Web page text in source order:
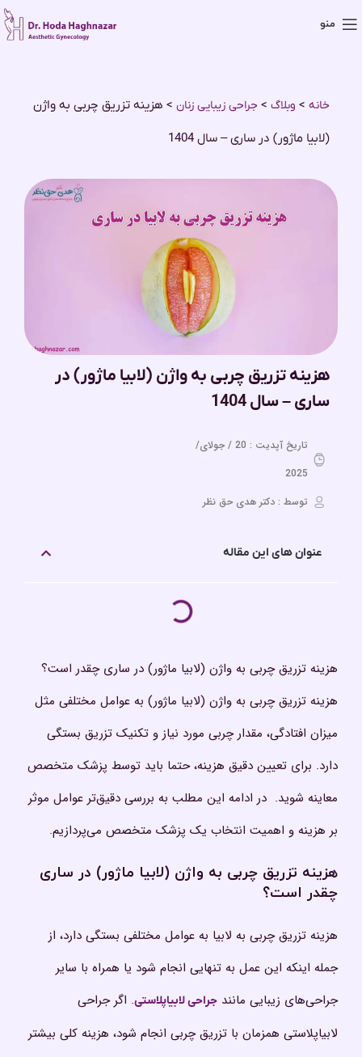
منو
خانه > وبلاگ > جراحی زیبایی زنان > هزینه تزریق چربی به واژن
(لابیا ماژور) در ساری – سال 1404
هزینه تزریق چربی به واژن (لابیا ماژور) در
ساری – سال 1404
تاریخ آپدیت : 20 / جولای/
2025
توسط : دکتر هدی حق نظر
عنوان های این مقاله
هزینه تزریق چربی به واژن (لابیا ماژور) در ساری چقدر است؟
هزینه تزریق چربی به واژن (لابیا ماژور) به عوامل مختلفی مثل
میزان افتادگی، مقدار چربی مورد نیاز و تکنیک تزریق بستگی
دارد. برای تعیین دقیق هزینه، حتما باید توسط پزشک متخصص
معاینه شوید. در ادامه این مطلب به بررسی دقیق‌تر عوامل موثر
بر هزینه و اهمیت انتخاب یک پزشک متخصص می‌پردازیم.
هزینه تزریق چربی به واژن (لابیا ماژور) در ساری
چقدر است؟
هزینه تزریق چربی به لابیا به عوامل مختلفی بستگی دارد، از
جمله اینکه این عمل به تنهایی انجام شود یا همراه با سایر
جراحی‌های زیبایی مانند جراحی لابیاپلاستی. اگر جراحی
لابیاپلاستی همزمان با تزریق چربی انجام شود، هزینه کلی بیشتر